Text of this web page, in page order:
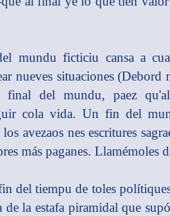
mundu ficticiu cansa a
nueves situaciones (Debord
final del mundu, paez
cola vida. Un fin del
avezaos nes escritures
más paganes. Llamémoles
del tiempu de toles
de la estafa piramidal que